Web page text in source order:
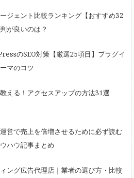
ジェント比較ランキング【おすすめ32
が良いのは？
のSEO対策【厳選25項目】プラグイ
マのコツ
える！アクセスアップの方法31選
営で売上を倍増させるために必ず読む
ハウ記事まとめ
ング広告代理店｜業者の選び方・比較